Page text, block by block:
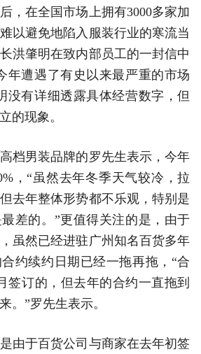
，在全国市场上拥有3000多家加
以避免地陷入服装行业的寒流当
洪肇明在致内部员工的一封信中
年遭遇了有史以来最严重的市场
没有详细透露具体经营数字，但
的现象。
档男装品牌的罗先生表示，今年
，“虽然去年冬季天气较冷，拉
去年整体形势都不乐观，特别是
差的。”更值得关注的是，由于
虽然已经进驻广州知名百货多年
约续约日期已经一拖再拖，“合
签订的，但去年的合约一直拖到
。”罗先生表示。
由于百货公司与商家在去年初签